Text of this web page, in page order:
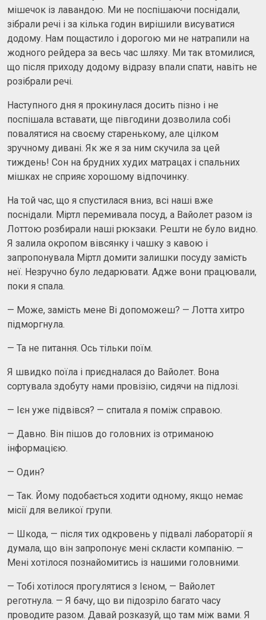
мішечок із лавандою. Ми не поспішаючи поснідали,
зібрали речі і за кілька годин вирішили висуватися
додому. Нам пощастило і дорогою ми не натрапили на
жодного рейдера за весь час шляху. Ми так втомилися,
що після приходу додому відразу впали спати, навіть не
розібрали речі.
Наступного дня я прокинулася досить пізно і не
поспішала вставати, ще півгодини дозволила собі
повалятися на своєму старенькому, але цілком
зручному дивані. Як же я за ним скучила за цей
тиждень! Сон на брудних худих матрацах і спальних
мішках не сприяє хорошому відпочинку.
На той час, що я спустилася вниз, всі наші вже
поснідали. Міртл перемивала посуд, а Вайолет разом із
Лоттою розбирали наші рюкзаки. Решти не було видно.
Я залила окропом вівсянку і чашку з кавою і
запропонувала Міртл домити залишки посуду замість
неї. Незручно було ледарювати. Адже вони працювали,
поки я спала.
— Може, замість мене Ві допоможеш? — Лотта хитро
підморгнула.
— Та не питання. Ось тільки поїм.
Я швидко поїла і приєдналася до Вайолет. Вона
сортувала здобуту нами провізію, сидячи на підлозі.
— Ієн уже підвівся? — спитала я поміж справою.
— Давно. Він пішов до головних із отриманою
інформацією.
— Один?
— Так. Йому подобається ходити одному, якщо немає
місії для великої групи.
— Шкода, — після тих одкровень у підвалі лабораторії я
думала, що він запропонує мені скласти компанію. —
Мені хотілося познайомитись із нашими головними.
— Тобі хотілося прогулятися з Ієном, — Вайолет
реготнула. — Я бачу, що ви підозріло багато часу
проводите разом. Давай розказуй, ​​що там між вами. Я